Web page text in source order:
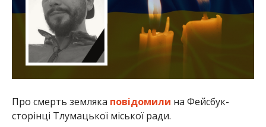
Про смерть земляка повідомили на Фейсбук-
сторінці Тлумацької міської ради.